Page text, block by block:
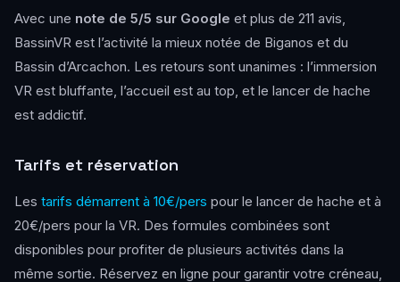
Avec une note de 5/5 sur Google et plus de 211 avis,
BassinVR est l’activité la mieux notée de Biganos et du
Bassin d’Arcachon. Les retours sont unanimes : l’immersion
VR est bluffante, l’accueil est au top, et le lancer de hache
est addictif.
Tarifs et réservation
Les tarifs démarrent à 10€/pers pour le lancer de hache et à
20€/pers pour la VR. Des formules combinées sont
disponibles pour profiter de plusieurs activités dans la
même sortie. Réservez en ligne pour garantir votre créneau,